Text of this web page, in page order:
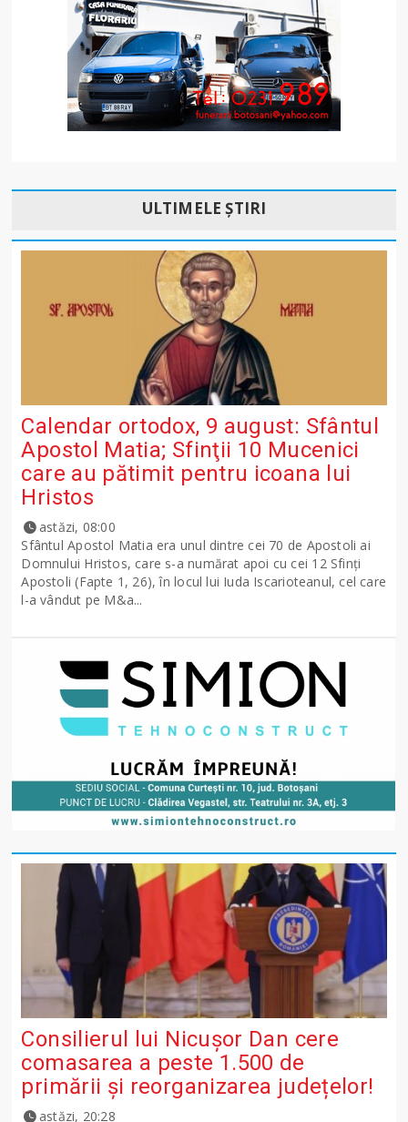
ULTIMELE ȘTIRI
Calendar ortodox, 9 august: Sfântul
Apostol Matia; Sfinţii 10 Mucenici
care au pătimit pentru icoana lui
Hristos
astăzi, 08:00
Sfântul Apostol Matia era unul dintre cei 70 de Apostoli ai
Domnului Hristos, care s-a numărat apoi cu cei 12 Sfinţi
Apostoli (Fapte 1, 26), în locul lui Iuda Iscarioteanul, cel care
l-a vândut pe M&a...
Consilierul lui Nicușor Dan cere
comasarea a peste 1.500 de
primării și reorganizarea județelor!
astăzi, 20:28